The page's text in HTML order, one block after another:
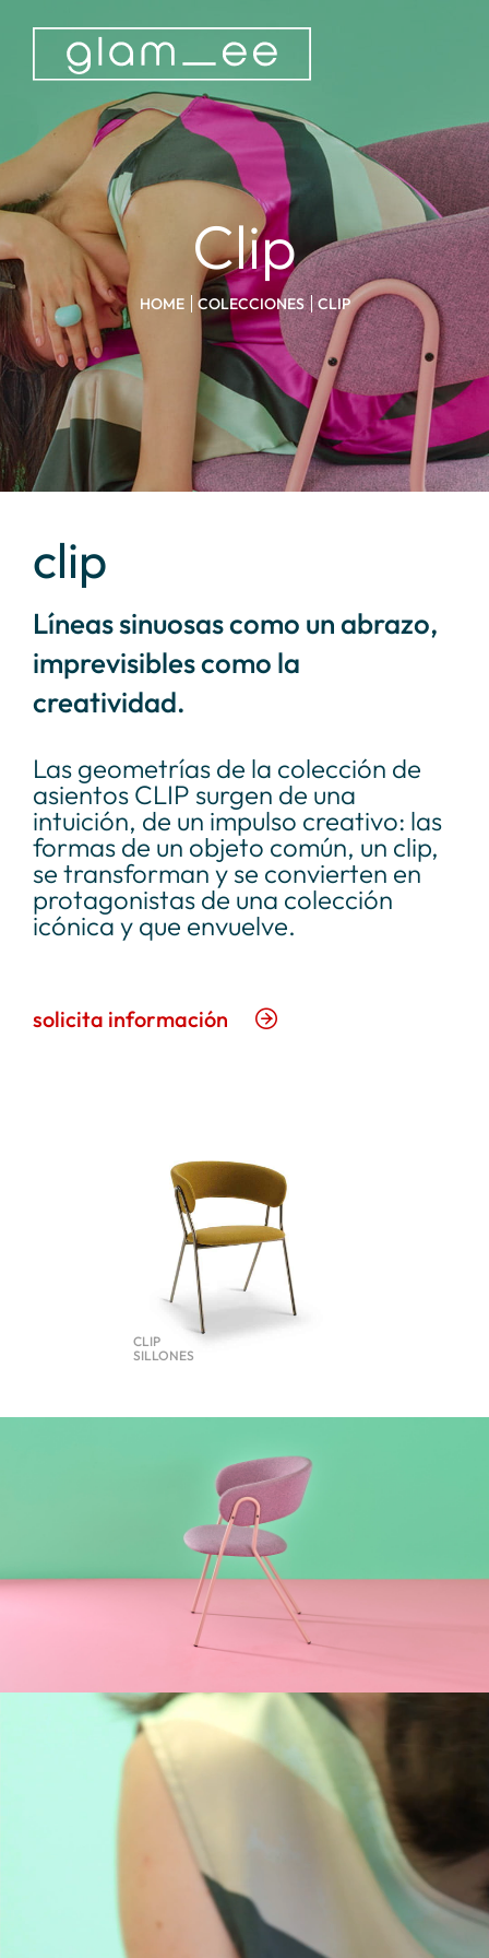
Clip
HOME COLECCIONES CLIP
clip
Líneas sinuosas como un abrazo,
imprevisibles como la
creatividad.
Las geometrías de la colección de
asientos CLIP surgen de una
intuición, de un impulso creativo: las
formas de un objeto común, un clip,
se transforman y se convierten en
protagonistas de una colección
icónica y que envuelve.
solicita información
CLIP
SILLONES